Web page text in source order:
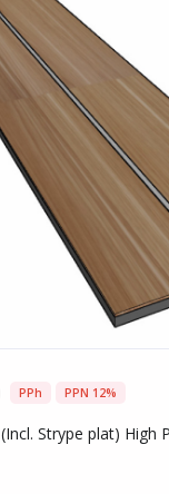
PPh PPN 12%
Strype plat) High